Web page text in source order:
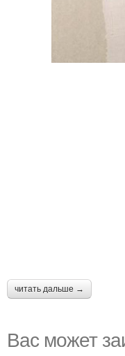
читать дальше →
Вас может